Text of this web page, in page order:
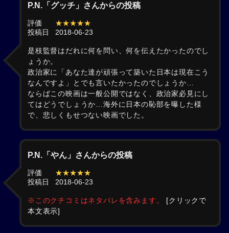
P.N.「グッチ」さんからの投稿
評価
★★★★★
投稿日
2018-06-23
是枝監督はだれに何を問い、何を伝えたかったのでし
ょうか。
政治家に「あなた達が頑張って築いた日本は現在こう
なんですよ」とでも言いたかったのでしょうか…
ならばこの映画は一般公開ではなく、政治家必見にし
てはどうでしょうか…海外に日本の恥部を曝した様
で、悲しくもせつない映画でした。
P.N.「やん」さんからの投稿
評価
★★★★★
投稿日
2018-06-23
※このクチコミはネタバレを含みます。
[クリックで
本文表示]